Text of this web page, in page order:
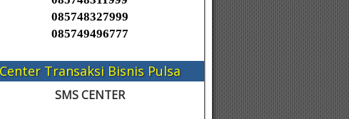
085748327999
085749496777
Center Transaksi Bisnis Pulsa
SMS CENTER